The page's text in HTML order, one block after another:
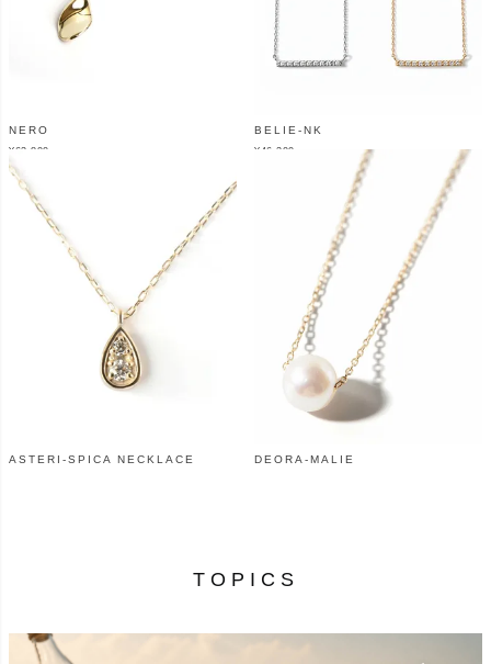
NERO
¥63,800
BELIE-NK
¥ 46,200
ASTERI-SPICA NECKLACE DEORA-MALIE
TOPICS